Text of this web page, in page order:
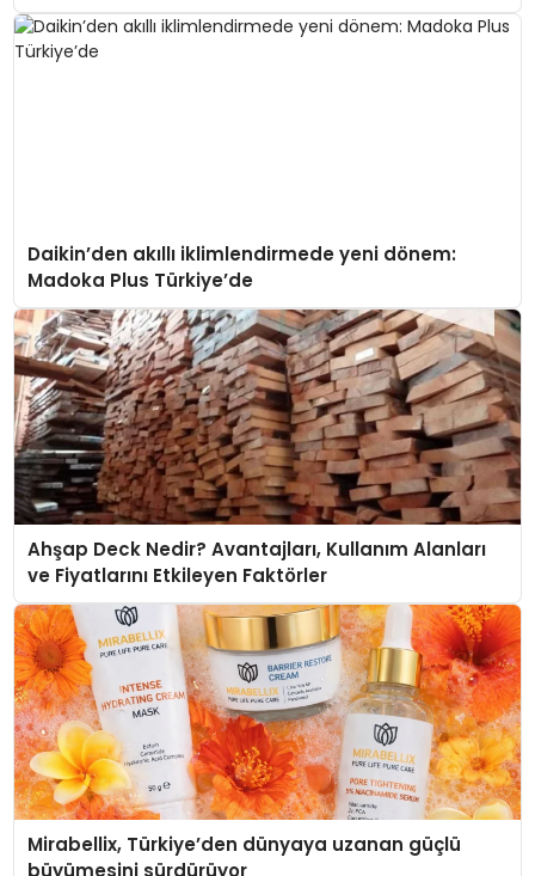
Daikin’den akıllı iklimlendirmede yeni dönem:
Madoka Plus Türkiye’de
Ahşap Deck Nedir? Avantajları, Kullanım Alanları
ve Fiyatlarını Etkileyen Faktörler
Mirabellix, Türkiye’den dünyaya uzanan güçlü